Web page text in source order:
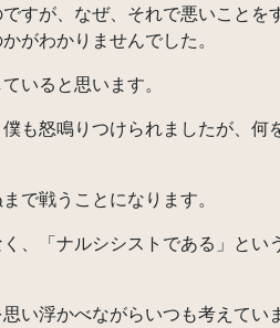
すが、なぜ、それで悪いことを
がわかりませんでした。
いると思います。
も怒鳴りつけられましたが、何
で戦うことになります。
、「ナルシシストである」とい
い浮かべながらいつも考えてい